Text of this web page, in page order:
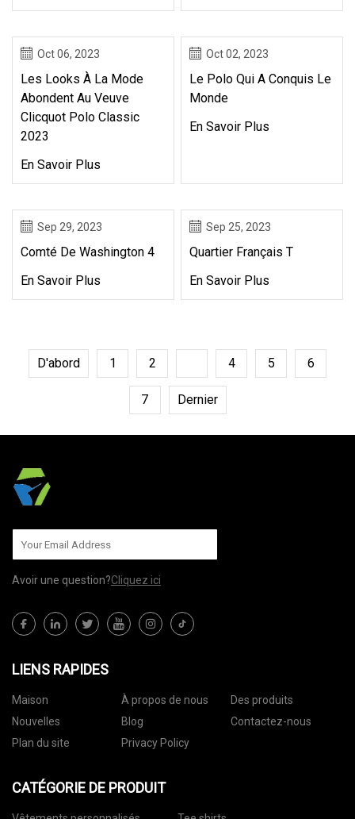
Oct 06, 2023
Les Looks À La Mode
Abondent Au Veuve
Clicquot Polo Classic
2023
En Savoir Plus
Oct 02, 2023
Le Polo Qui A Conquis Le
Monde
En Savoir Plus
Sep 29, 2023
Comté De Washington 4
En Savoir Plus
Sep 25, 2023
Quartier Français T
En Savoir Plus
D'abord 1 2 4 5 6
7 Dernier
Avoir une question?Cliquez ici
LIENS RAPIDES
Maison À propos de nous
Des produits
Nouvelles
Blog
Contactez-nous
Plan du site
Privacy Policy
CATÉGORIE DE PRODUIT